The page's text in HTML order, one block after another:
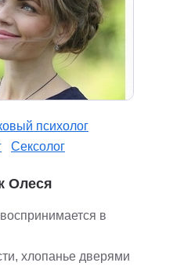
психолог
Сексолог
Олеся
в
хлопанье дверями